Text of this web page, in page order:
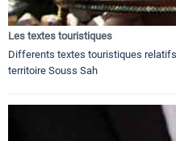
Les textes touristiques
Differents textes touristiques
territoire Souss Sah